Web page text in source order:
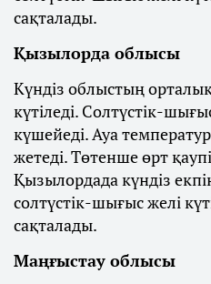
сақталады.
Қызылорда облысы
Күндіз облыстың
күтіледі. Солтүстік-
күшейеді. Ауа
жетеді. Төтенше өрт
Қызылордада күндіз
солтүстік-шығыс желі
сақталады.
Маңғыстау облысы